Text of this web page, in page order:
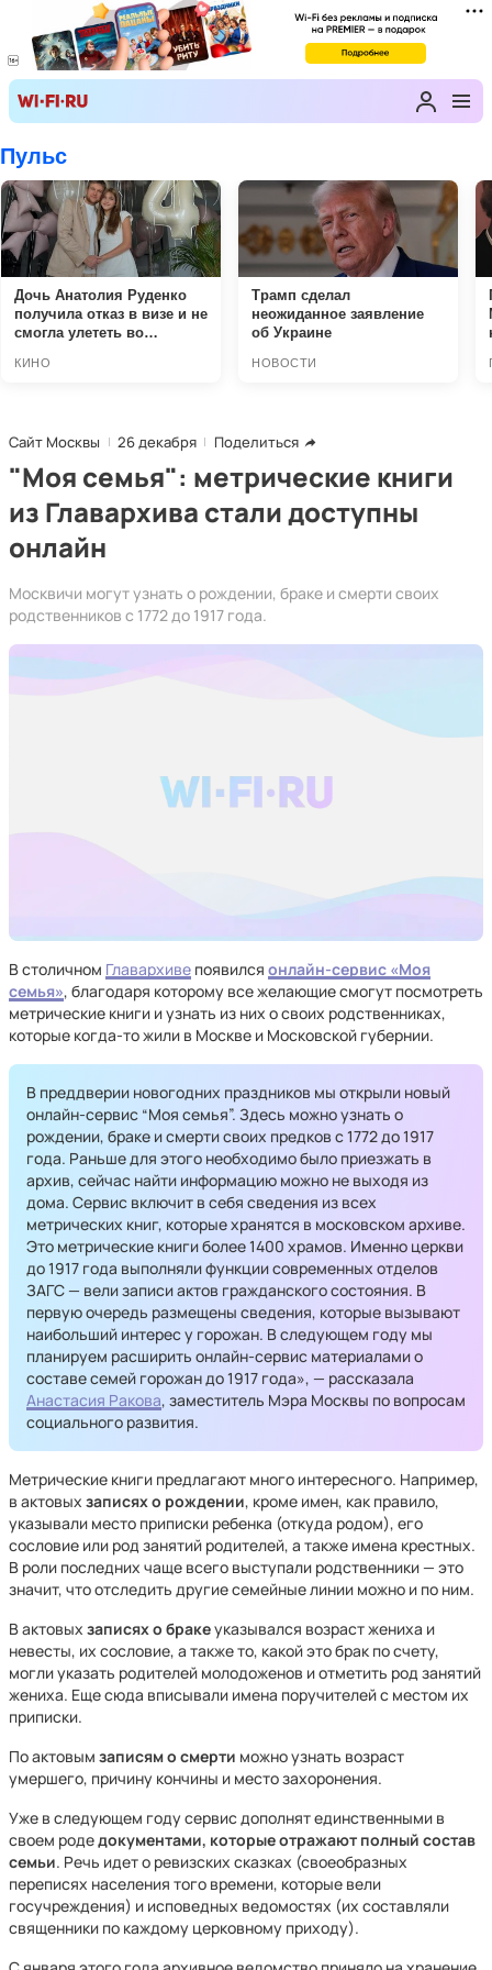
Сайт Москвы 26 декабря Поделиться
"Моя семья": метрические книги
из Главархива стали доступны
онлайн
Москвичи могут узнать о рождении, браке и смерти своих
родственников с 1772 до 1917 года.
В столичном Главархиве появился онлайн-сервис «Моя
семья», благодаря которому все желающие смогут посмотреть
метрические книги и узнать из них о своих родственниках,
которые когда-то жили в Москве и Московской губернии.
В преддверии новогодних праздников мы открыли новый
онлайн-сервис “Моя семья”. Здесь можно узнать о
рождении, браке и смерти своих предков с 1772 до 1917
года. Раньше для этого необходимо было приезжать в
архив, сейчас найти информацию можно не выходя из
дома. Сервис включит в себя сведения из всех
метрических книг, которые хранятся в московском архиве.
Это метрические книги более 1400 храмов. Именно церкви
до 1917 года выполняли функции современных отделов
ЗАГС — вели записи актов гражданского состояния. В
первую очередь размещены сведения, которые вызывают
наибольший интерес у горожан. В следующем году мы
планируем расширить онлайн-сервис материалами о
составе семей горожан до 1917 года», — рассказала
Анастасия Ракова, заместитель Мэра Москвы по вопросам
социального развития.
Метрические книги предлагают много интересного. Например,
в актовых записях о рождении, кроме имен, как правило,
указывали место приписки ребенка (откуда родом), его
сословие или род занятий родителей, а также имена крестных.
В роли последних чаще всего выступали родственники — это
значит, что отследить другие семейные линии можно и по ним.
В актовых записях о бракеуказывался возраст жениха и
невесты, их сословие, а также то, какой это брак по счету,
могли указать родителей молодоженов и отметить род занятий
жениха. Еще сюда вписывали имена поручителей с местом их
приписки.
По актовым записям о смерти можно узнать возраст
умершего, причину кончины и место захоронения.
Уже в следующем году сервис дополнят единственными в
своем родедокументами, которые отражают полный состав
семьи. Речь идет о ревизских сказках (своеобразных
переписях населения того времени, которые вели
госучреждения) и исповедных ведомостях (их составляли
священники по каждому церковному приходу).